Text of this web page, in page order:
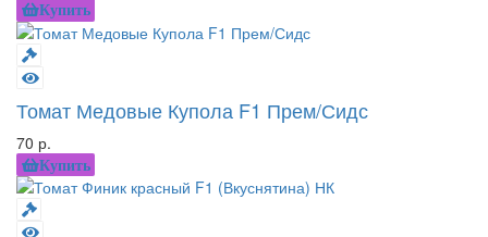
Купить
Томат Медовые Купола F1 Прем/Сидс
70 р.
Купить